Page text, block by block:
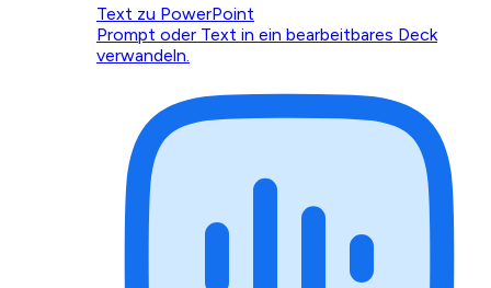
Text zu PowerPoint
Prompt oder Text in ein bearbeitbares Deck
verwandeln.